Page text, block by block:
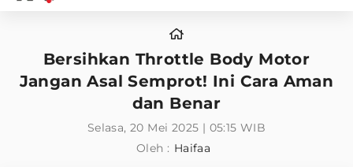
Bersihkan Throttle Body Motor
Jangan Asal Semprot! Ini Cara Aman
dan Benar
Selasa, 20 Mei 2025 | 05:15 WIB
Oleh : Haifaa